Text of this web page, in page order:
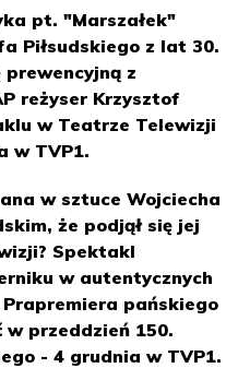
pt. "Marszałek"
Piłsudskiego z lat 30.
prewencyjną z
reżyser Krzysztof
w Teatrze Telewizji
w TVP1.
w sztuce Wojciecha
że podjął się jej
Spektakl
w autentycznych
pańskiego
w przeddzień 150.
- 4 grudnia w TVP1.